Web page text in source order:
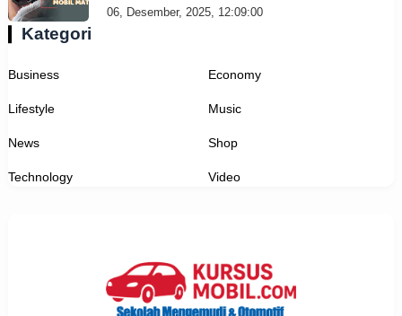
06, Desember, 2025, 12:09:00
Kategori
Business Economy
Lifestyle Music
News Shop
Technology Video